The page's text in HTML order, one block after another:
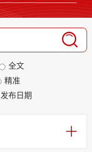
全文
精准
发布日期